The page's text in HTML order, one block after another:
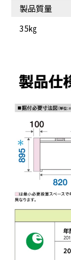
製品質量
35㎏